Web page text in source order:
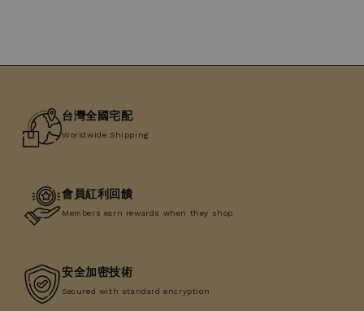
台灣全國宅配
Worldwide Shipping
會員紅利回饋
Members earn rewards when they shop
安全加密技術
Secured with standard encryption